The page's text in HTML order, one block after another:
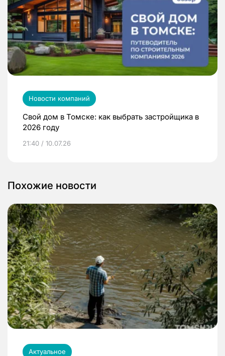
Новости компаний
Свой дом в Томске: как выбрать застройщика в
2026 году
21:40 / 10.07.26
Похожие новости
Актуальное